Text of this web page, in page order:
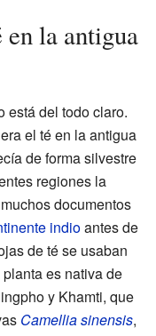
la antigua
está del todo claro.
el té en la antigua
de forma silvestre
regiones la
documentos
indioantes de
de té se usaban
es nativa de
y Khamti, que
Camellia sinensis,